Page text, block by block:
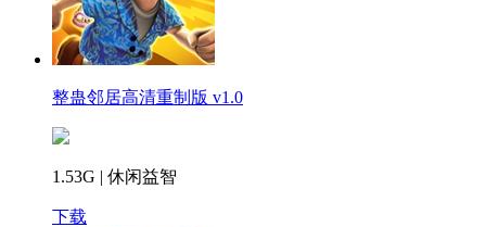
整蛊邻居高清重制版 v1.0
1.53G | 休闲益智
下载